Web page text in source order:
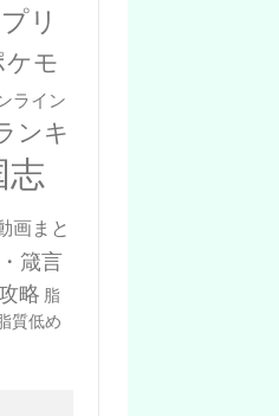
リ
ケモ
ライン
ンキ
志
画まと
箴言
略 脂
質低め